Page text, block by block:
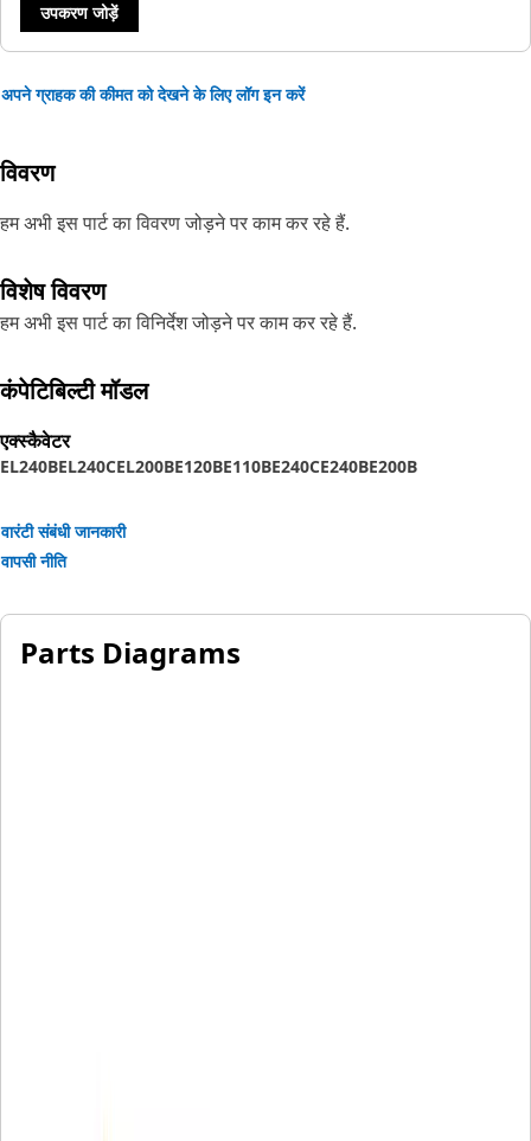
उपकरण जोड़ें
अपने ग्राहक की कीमत को देखने के लिए लॉग इन करें
विवरण
हम अभी इस पार्ट का विवरण जोड़ने पर काम कर रहे हैं.
विशेष विवरण
हम अभी इस पार्ट का विनिर्देश जोड़ने पर काम कर रहे हैं.
कंपेटिबिल्टी मॉडल
एक्स्कैवेटर
EL240BEL240CEL200BE120BE110BE240CE240BE200B
वारंटी संबंधी जानकारी
वापसी नीति
Parts Diagrams